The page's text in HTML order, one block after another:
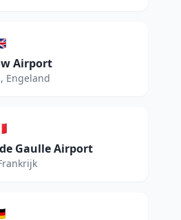
Airport
, Engeland
Gaulle Airport